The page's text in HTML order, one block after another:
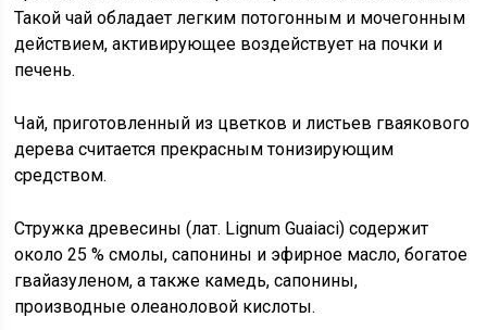
Такой чай обладает легким потогонным и мочегонным
действием, активирующее воздействует на почки и
печень.
Чай, приготовленный из цветков и листьев гваякового
дерева считается прекрасным тонизирующим
средством.
Стружка древесины (лат. Lignum Guaiaci) содержит
около 25 % смолы, сапонины и эфирное масло, богатое
гвайазуленом, а также камедь, сапонины,
производные олеаноловой кислоты.